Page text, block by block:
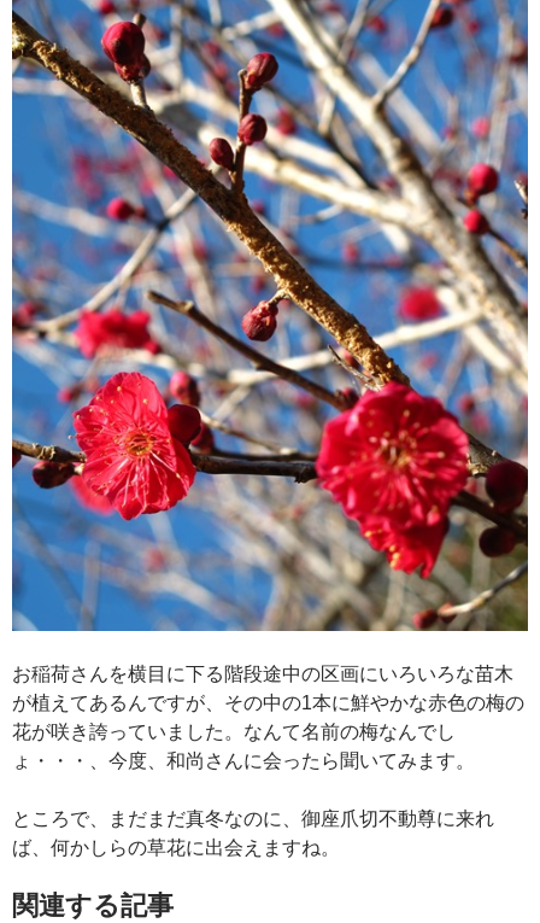
お稲荷さんを横目に下る階段途中の区画にいろいろな苗木
が植えてあるんですが、その中の1本に鮮やかな赤色の梅の
花が咲き誇っていました。なんて名前の梅なんでし
ょ・・・、今度、和尚さんに会ったら聞いてみます。
ところで、まだまだ真冬なのに、御座爪切不動尊に来れ
ば、何かしらの草花に出会えますね。
関連する記事